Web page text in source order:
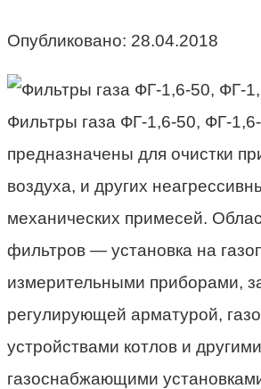
Опубликовано: 28.04.2018
Фильтры газа ФГ-1,6-50, ФГ-
предназначены для очистки
воздуха, и других
механических примесей.
фильтров — установка на
измерительными приборами,
регулирующей арматурой,
устройствами котлов и другими
газоснабжающими